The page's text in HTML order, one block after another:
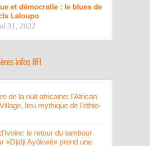
et démocratie : le blues de
Laloupo
31, 2022
de la nuit africaine: l'African
lieu mythique de l'éthio-
le retour du tambour
«Djidji Ayôkwé» prend une